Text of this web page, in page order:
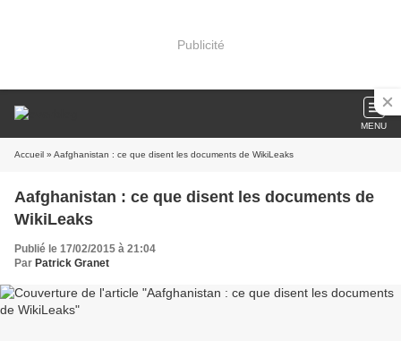
Publicité
MENU
Accueil » Aafghanistan : ce que disent les documents de WikiLeaks
Aafghanistan : ce que disent les documents de
WikiLeaks
Publié le 17/02/2015 à 21:04
Par Patrick Granet